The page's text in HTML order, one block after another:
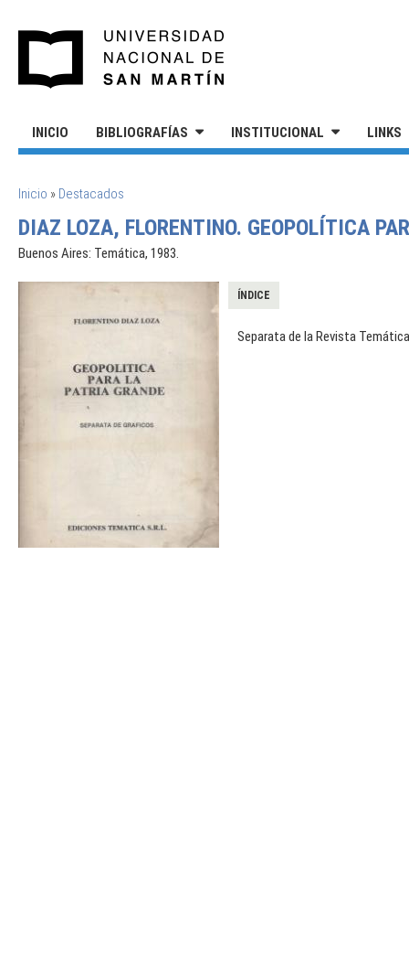
INICIO BIBLIOGRAFÍAS INSTITUCIONAL LINKS
SE ENCUENTRA USTED AQUÍ
Inicio » Destacados
DIAZ LOZA, FLORENTINO. GEOPOLÍTICA
Buenos Aires: Temática, 1983.
ÍNDICE
Separata de la Revista